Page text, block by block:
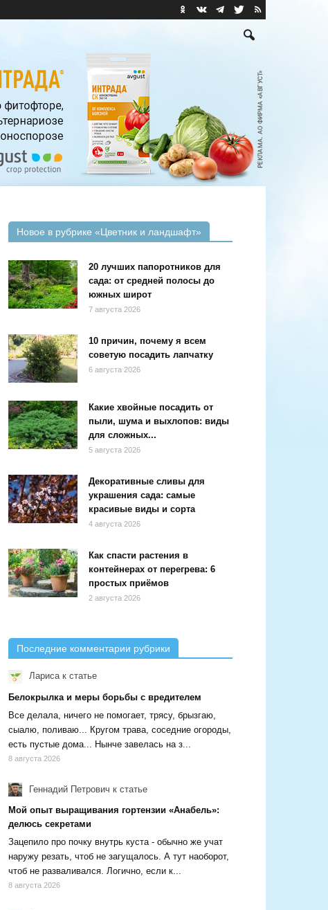
Новое в рубрике «Цветник и ландшафт»
20 лучших папоротников для
сада: от средней полосы до
южных широт
7 августа 2026
10 причин, почему я всем
советую посадить лапчатку
6 августа 2026
Какие хвойные посадить от
пыли, шума и выхлопов: виды
для сложных...
5 августа 2026
Декоративные сливы для
украшения сада: самые
красивые виды и сорта
4 августа 2026
Как спасти растения в
контейнерах от перегрева: 6
простых приёмов
2 августа 2026
Последние комментарии рубрики
Ларисак статье
Белокрылка и меры борьбы с вредителем
Все делала, ничего не помогает, трясу, брызгаю,
сыалю, поливаю... Кругом трава, соседние огороды,
есть пустые дома... Нынче завелась на з...
8 августа 2026
Геннадий Петрович к статье
Мой опыт выращивания гортензии «Анабель»:
делюсь секретами
Зацепило про почку внутрь куста - обычно же учат
наружу резать, чтоб не загущалось. А тут наоборот,
чтоб не разваливался. Логично, если к...
8 августа 2026